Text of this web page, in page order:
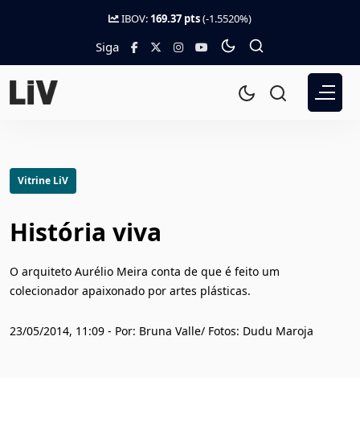
IBOV: 169.37 pts(-1.5520%)
Siga
Vitrine LiV
História viva
O arquiteto Aurélio Meira conta de que é feito um
colecionador apaixonado por artes plásticas.
23/05/2014, 11:09 - Por: Bruna Valle/ Fotos: Dudu Maroja